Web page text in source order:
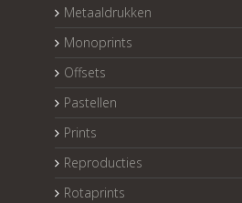
Metaaldrukken
Monoprints
Offsets
Pastellen
Prints
Reproducties
Rotaprints